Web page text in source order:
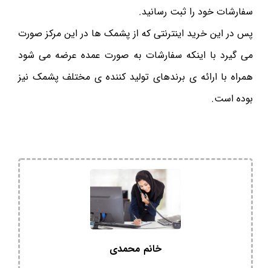
سفارشات خود را ثبت رسانید.
پس در این خرید اینترنتی که از پشمک ها در این مرکز صورت
می گیرد با اینکه سفارشات به صورت عمده عرضه می شود
همراه با ارائه ی برندهای تولید کننده ی مختلف پشمک نیز
بوده است.
خانم محمدی